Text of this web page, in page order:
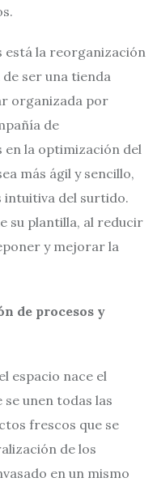
está la reorganización
ser una tienda
organizada por
de
en la optimización del
más ágil y sencillo,
intuitiva del surtido.
su plantilla, al reducir
y mejorar la
de procesos y
espacio nace el
unen todas las
frescos que se
de los
en un mismo